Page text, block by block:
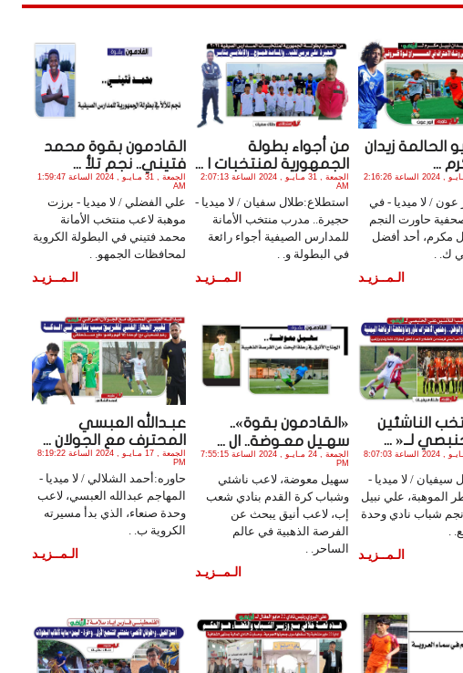
الحالمة زيدان
...
الجمعة , 31 مـايـو , 2024 الساعة 2:16:26
عون / لا ميديا - في
حاورت النجم
مكرم، أحد أفضل
ك. .
الـمــزيـد
من أجواء بطولة
الجمهورية لمنتخبات ا ...
الجمعة , 31 مـايـو , 2024 الساعة 2:07:13
AM
استطلاع:طلال سفيان / لا ميديا -
حجيرة.. مدرب منتخب الأمانة
للمدارس الصيفية أجواء رائعة
في البطولة و. .
الـمــزيـد
القادمون بقوة محمد
فتيني.. نجم تلأ ...
الجمعة , 31 مـايـو , 2024 الساعة 1:59:47
AM
علي الفضلي / لا ميديا - برزت
موهبة لاعب منتخب الأمانة
محمد فتيني في البطولة الكروية
لمحافظات الجمهو. .
الـمــزيـد
الناشئين
لــ« ...
الجمعة , 24 مـايـو , 2024 الساعة 8:07:03
سيفيان / لا ميديا -
الموهبة، علي نبيل
نجم شباب نادي وحدة
.
الـمــزيـد
«القادمون بقوة»..
سهـيل معـوضة.. ال ...
الجمعة , 24 مـايـو , 2024 الساعة 7:55:15
PM
سهيل معوضة، لاعب ناشئي
وشباب كرة القدم بنادي شعب
إب، لاعب أنيق يبحث عن
الفرصة الذهبية في عالم
الساحر. .
الـمــزيـد
عبـدالله العبسي
المحترف مع الجولان ...
الجمعة , 17 مـايـو , 2024 الساعة 8:19:22
PM
حاوره:أحمد الشلالي / لا ميديا -
المهاجم عبدالله العبسي، لاعب
وحدة صنعاء، الذي بدأ مسيرته
الكروية ب. .
الـمــزيـد